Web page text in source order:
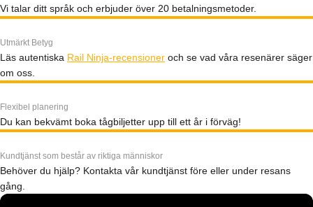
Vi talar ditt språk och erbjuder över 20 betalningsmetoder.
Utmärkt Betyg
Läs autentiska Rail Ninja-recensioner och se vad våra resenärer säger
om oss.
Flexibel planering
Du kan bekvämt boka tågbiljetter upp till ett år i förväg!
Kundtjänst som består av riktiga människor
Behöver du hjälp? Kontakta vår kundtjänst före eller under resans
gång.